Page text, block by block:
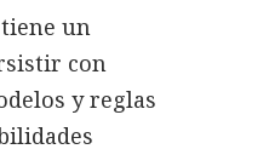
un
con
y reglas